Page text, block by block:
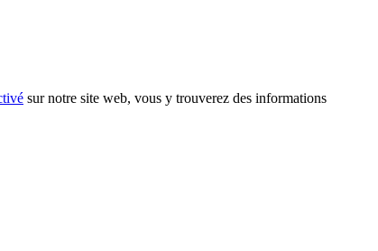
sur notre site web, vous y trouverez des informations